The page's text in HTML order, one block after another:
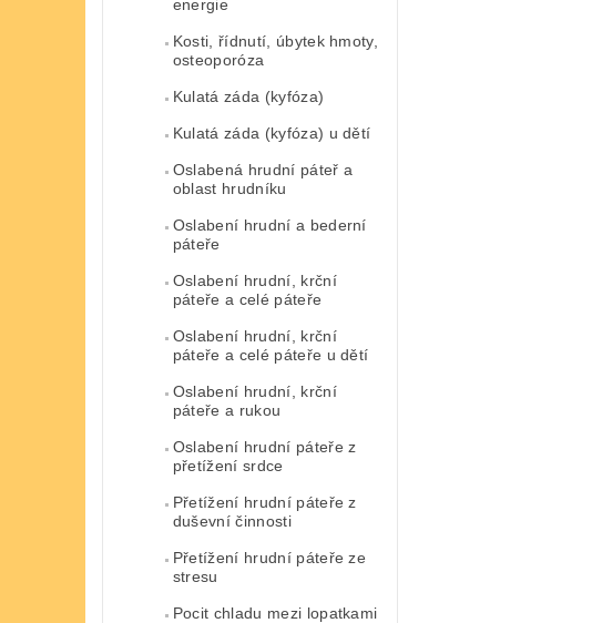
energie
Kosti, řídnutí, úbytek hmoty,
osteoporóza
Kulatá záda (kyfóza)
Kulatá záda (kyfóza) u dětí
Oslabená hrudní páteř a
oblast hrudníku
Oslabení hrudní a bederní
páteře
Oslabení hrudní, krční
páteře a celé páteře
Oslabení hrudní, krční
páteře a celé páteře u dětí
Oslabení hrudní, krční
páteře a rukou
Oslabení hrudní páteře z
přetížení srdce
Přetížení hrudní páteře z
duševní činnosti
Přetížení hrudní páteře ze
stresu
Pocit chladu mezi lopatkami